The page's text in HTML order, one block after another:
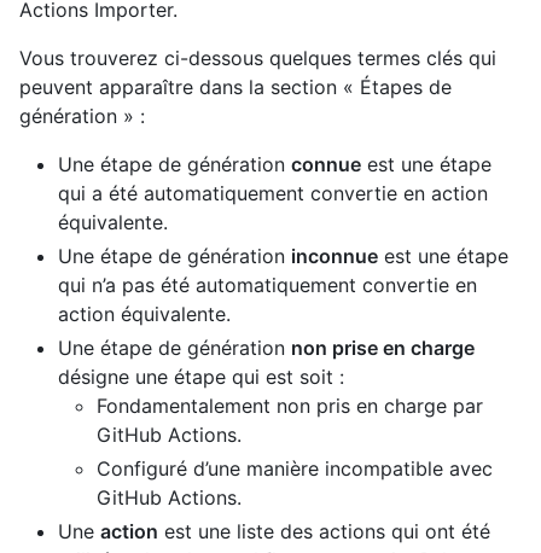
Actions Importer.
Vous trouverez ci-dessous quelques termes clés qui
peuvent apparaître dans la section « Étapes de
génération » :
Une étape de génération connue est une étape
qui a été automatiquement convertie en action
équivalente.
Une étape de génération inconnue est une étape
qui n’a pas été automatiquement convertie en
action équivalente.
Une étape de génération non prise en charge
désigne une étape qui est soit :
Fondamentalement non pris en charge par
GitHub Actions.
Configuré d’une manière incompatible avec
GitHub Actions.
Une action est une liste des actions qui ont été